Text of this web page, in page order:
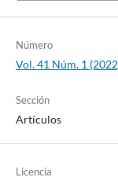
Número
Vol. 41 Núm. 1
Sección
Artículos
Licencia